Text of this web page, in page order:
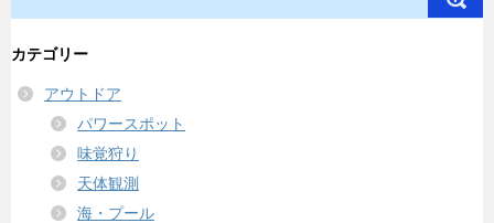
カテゴリー
アウトドア
パワースポット
味覚狩り
天体観測
海・プール